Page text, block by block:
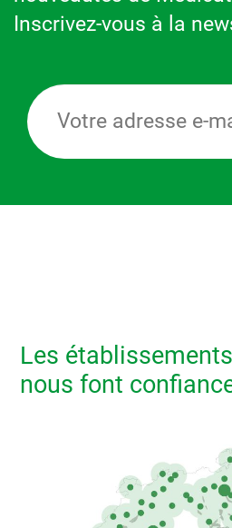
Inscrivez-vous à la
Les
nous font